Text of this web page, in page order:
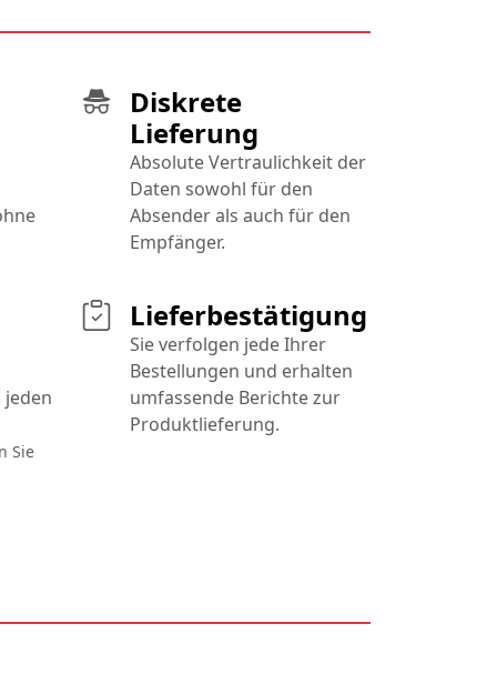
Diskrete
Lieferung
Absolute Vertraulichkeit der
Daten sowohl für den
Absender als auch für den
Empfänger.
jeden
Sie
Lieferbestätigung
Sie verfolgen jede Ihrer
Bestellungen und erhalten
umfassende Berichte zur
Produktlieferung.